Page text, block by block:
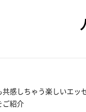
感しちゃう楽しいエッ
ご紹介